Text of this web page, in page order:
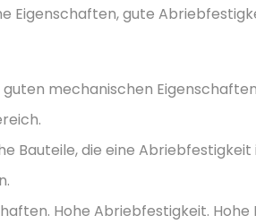
Eigenschaften, gute
mechanischen
Bauteile, die eine
Hohe Abriebfestigkeit.